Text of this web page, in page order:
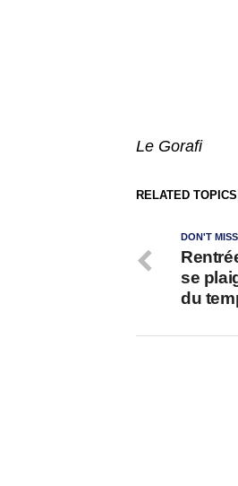
Le Gorafi
RELATED
DON'T MISS
se
du